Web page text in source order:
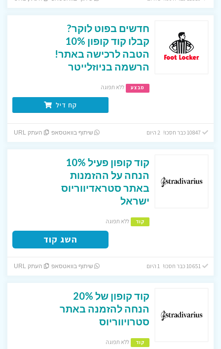
חדשים בפוט לוקר?
קבלו קוד קופון 10%
הטבה לרכישה באתר!
הרשמה בניוזלייטר
מבצע ללא תפוגה
קח דיל
שיתוף בוואטסאפ העתק URL
קוד קופון פעיל 10%
הנחה על ההזמנות
באתר סטראדיווריוס
ישראל
קוד ללא תפוגה
השג קוד
10651 כבר חסכו! 1 היום שיתוף בוואטסאפ העתק URL
קוד קופון של 20%
הנחה להזמנה באתר
סטרויווריוס
קוד ללא תפוגה